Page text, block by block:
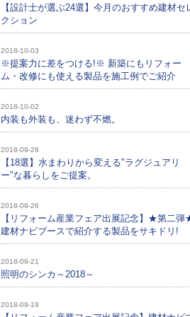
【設計士が選ぶ24選】今月のおすすめ建材セ
クション
2018-10-03
※提案力に差をつける!※ 新築にもリフォー
ム・改修にも使える製品を施工例でご紹介
2018-10-02
内装も外装も、迷わず不燃。
2018-09-28
【18選】水まわりから変える"ラグジュアリ
ー"な暮らしをご提案。
2018-09-26
【リフォーム産業フェア出展記念】★第二
建材ナビブースで紹介する製品をサキドリ!
2018-09-21
照明のシンカ～2018～
2018-09-19